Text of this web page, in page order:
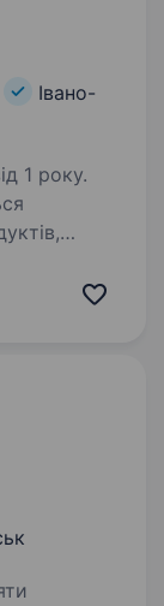
Івано-
1 року.